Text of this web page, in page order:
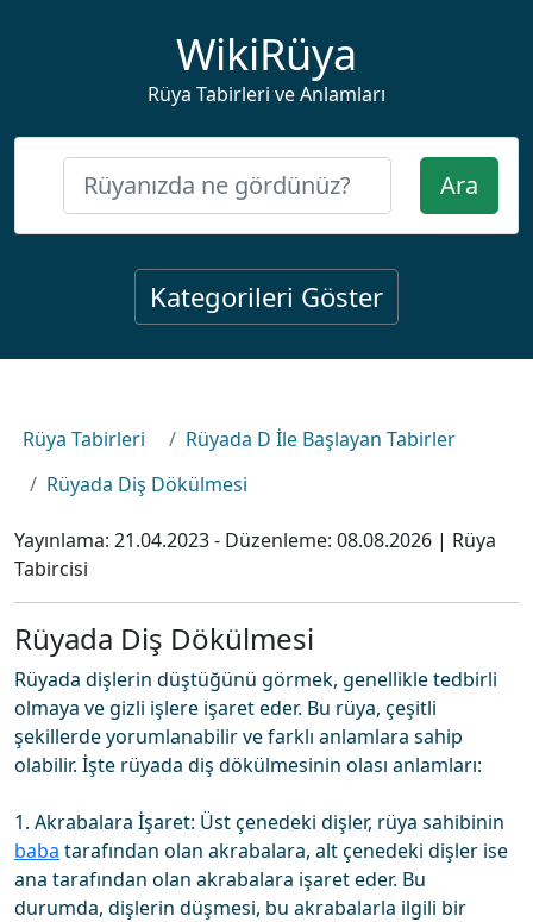
WikiRüya
Rüya Tabirleri ve Anlamları
Ara
Kategorileri Göster
Rüya Tabirleri
Rüyada D İle Başlayan Tabirler
Rüyada Diş Dökülmesi
Yayınlama: 21.04.2023- Düzenleme: 08.08.2026 | Rüya
Tabircisi
Rüyada Diş Dökülmesi
Rüyada dişlerin düştüğünü görmek, genellikle tedbirli
olmaya ve gizli işlere işaret eder. Bu rüya, çeşitli
şekillerde yorumlanabilir ve farklı anlamlara sahip
olabilir. İşte rüyada diş dökülmesinin olası anlamları:
1. Akrabalara İşaret: Üst çenedeki dişler, rüya sahibinin
baba tarafından olan akrabalara, alt çenedeki dişler ise
ana tarafından olan akrabalara işaret eder. Bu
durumda, dişlerin düşmesi, bu akrabalarla ilgili bir